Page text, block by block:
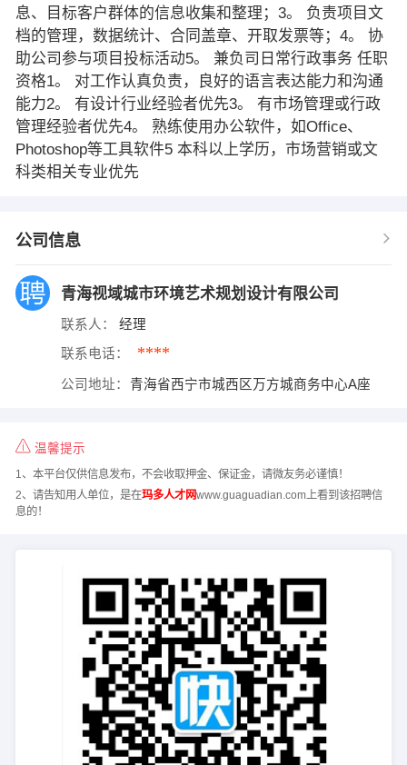
息、目标客户群体的信息收集和整理；3。 负责项目文
档的管理，数据统计、合同盖章、开取发票等；4。 协
助公司参与项目投标活动5。 兼负司日常行政事务 任职
资格1。 对工作认真负责，良好的语言表达能力和沟通
能力2。 有设计行业经验者优先3。 有市场管理或行政
管理经验者优先4。 熟练使用办公软件，如Office、
Photoshop等工具软件5 本科以上学历，市场营销或文
科类相关专业优先
公司信息
青海视域城市环境艺术规划设计有限公司
联系人： 经理
联系电话： ****
公司地址： 青海省西宁市城西区万方城商务中心A座
温馨提示
1、本平台仅供信息发布，不会收取押金、保证金，请微友务必谨慎！
2、请告知用人单位，是在玛多人才网www.guaguadian.com上看到该招聘信
息的！